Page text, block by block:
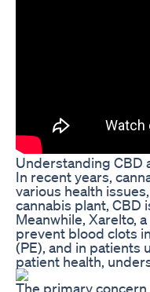
Understanding CBD
In recent years,
various health
cannabis plant,
Meanwhile, Xarelto,
prevent blood clots
(PE), and in patients
patient health,
The primary